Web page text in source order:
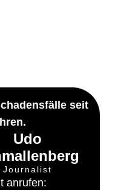
seit
Udo
Journalist
anrufen: